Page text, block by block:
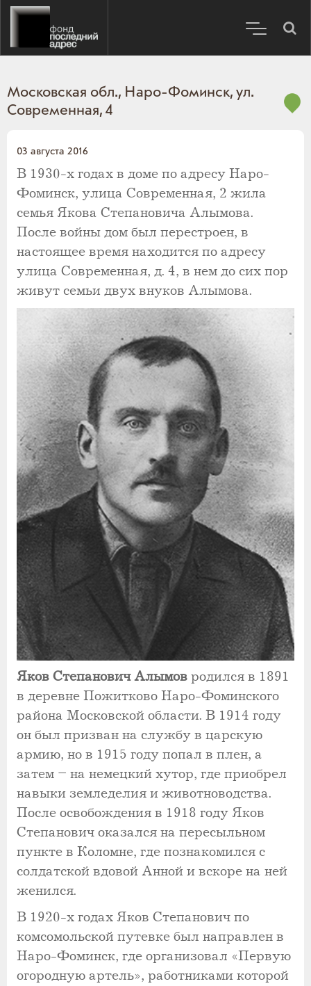
Московская обл., Наро-Фоминск, ул.
Современная, 4
03 августа 2016
В 1930-х годах в доме по адресу Наро-
Фоминск, улица Современная, 2 жила
семья Якова Степановича Алымова.
После войны дом был перестроен, в
настоящее время находится по адресу
улица Современная, д. 4, в нем до сих пор
живут семьи двух внуков Алымова.
Яков Степанович Алымов родился в 1891
в деревне Пожитково Наро-Фоминского
района Московской области. В 1914 году
он был призван на службу в царскую
армию, но в 1915 году попал в плен, а
затем – на немецкий хутор, где приобрел
навыки земледелия и животноводства.
После освобождения в 1918 году Яков
Степанович оказался на пересыльном
пункте в Коломне, где познакомился с
солдатской вдовой Анной и вскоре на ней
женился.
В 1920-х годах Яков Степанович по
комсомольской путевке был направлен в
Наро-Фоминск, где организовал «Первую
огородную артель», работниками которой